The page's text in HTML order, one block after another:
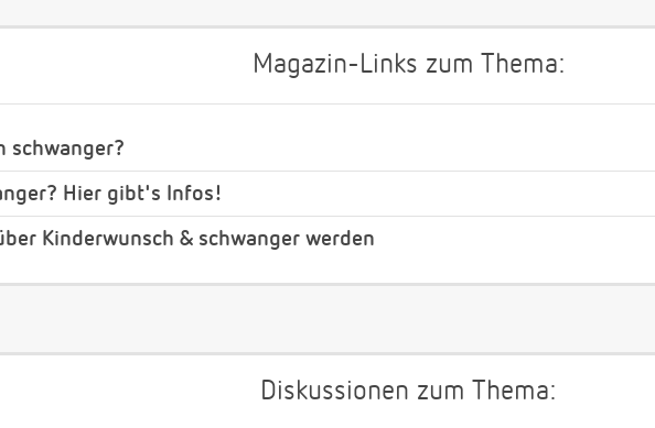
Magazin-Links zum Thema:
schwanger?
Hier gibt's Infos!
Kinderwunsch & schwanger werden
Diskussionen zum Thema: